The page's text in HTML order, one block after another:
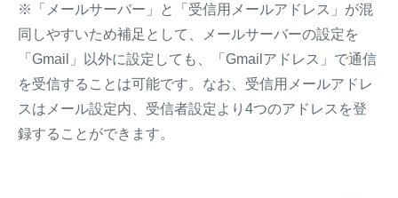
※「メールサーバー」と「受信用メールアドレス」が混
同しやすいため補足として、メールサーバーの設定を
「Gmail」以外に設定しても、「Gmailアドレス」で通信
を受信することは可能です。なお、受信用メールアドレ
スはメール設定内、受信者設定より4つのアドレスを登
録することができます。